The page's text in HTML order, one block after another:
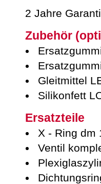
2 Jahre
Zubehör
Gleitmittel
Silikonfett
Ersatzteile
X - Ring dm
Ventil